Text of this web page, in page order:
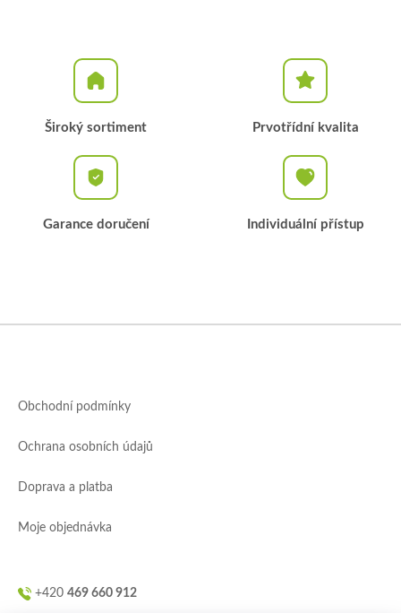
Široký sortiment Prvotřídní kvalita
Garance doručení Individuální přístup
Obchodní podmínky
Ochrana osobních údajů
Doprava a platba
Moje objednávka
+420 469 660 912